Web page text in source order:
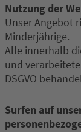
Nutzung der
Unser Angebot
Minderjährige.
Alle innerhalb
und
DSGVO
Surfen auf